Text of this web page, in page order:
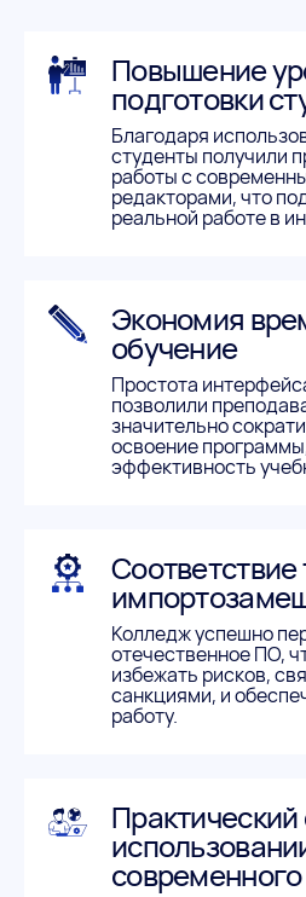
Повышение
подготовки
Благодаря
студенты получили
работы с
редакторами, что
реальной работе в
Экономия
обучение
Простота
позволили
значительно
освоение
эффективность
Колледж успешно
отечественное ПО,
избежать рисков,
санкциями, и
работу.
Практический